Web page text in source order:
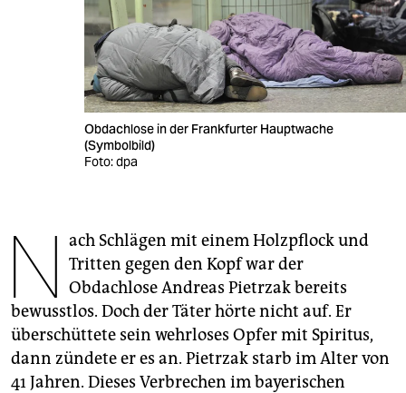
veranstaltungen
fragen & hilfe
genossenschaft
epaper login
Obdachlose in der Frankfurter Hauptwache
(Symbolbild)
Foto: dpa
N ach Schlägen mit einem Holzpflock und
Tritten gegen den Kopf war der
Obdachlose Andreas Pietrzak bereits
bewusstlos. Doch der Täter hörte nicht auf. Er
überschüttete sein wehrloses Opfer mit Spiritus,
dann zündete er es an. Pietrzak starb im Alter von
41 Jahren. Dieses Verbrechen im bayerischen